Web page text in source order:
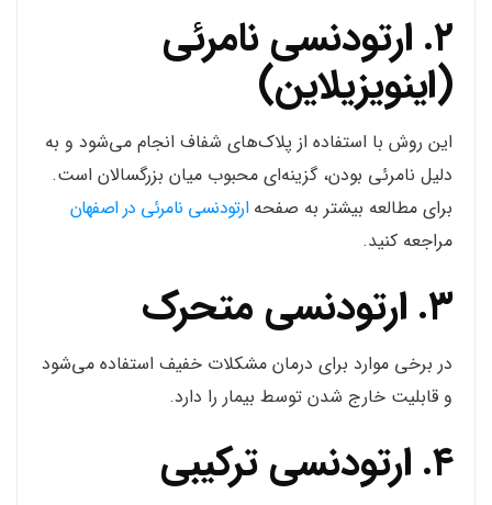
۲. ارتودنسی نامرئی
(اینویزیلاین)
این روش با استفاده از پلاک‌های شفاف انجام می‌شود و به
دلیل نامرئی بودن، گزینه‌ای محبوب میان بزرگسالان است.
برای مطالعه بیشتر به صفحهارتودنسی نامرئی در اصفهان
مراجعه کنید.
۳. ارتودنسی متحرک
در برخی موارد برای درمان مشکلات خفیف استفاده می‌شود
و قابلیت خارج شدن توسط بیمار را دارد.
۴. ارتودنسی ترکیبی